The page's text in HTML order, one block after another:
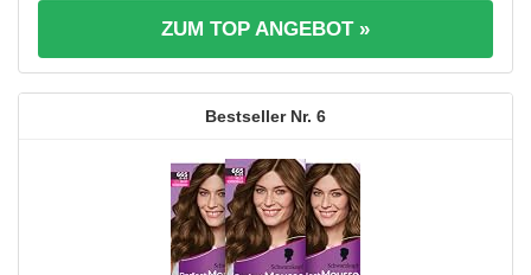
ZUM TOP ANGEBOT »
6